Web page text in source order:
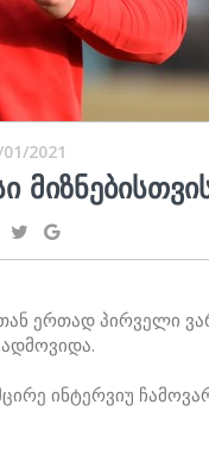
2021
ერთად პირველი
ინტერვიუ